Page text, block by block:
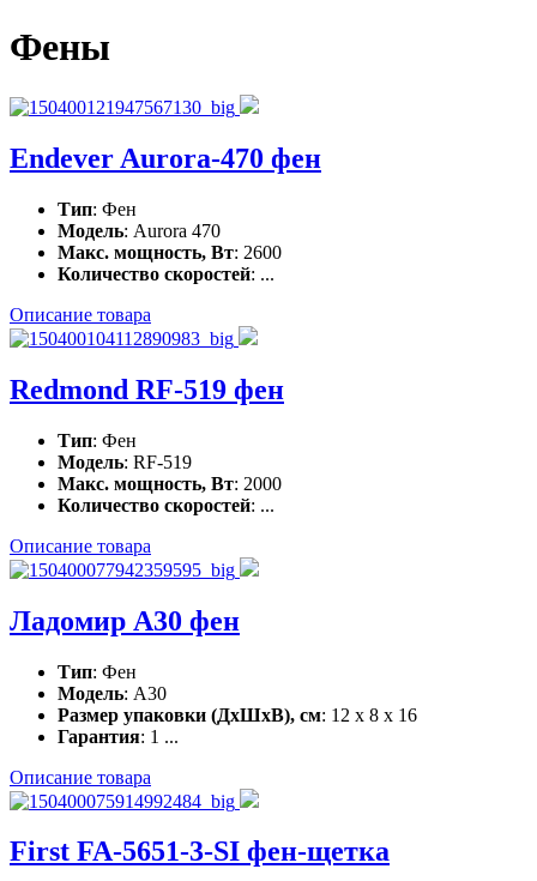
Фены
Endever Aurora-470 фен
Тип: Фен
Модель: Aurora 470
Макс. мощность, Вт: 2600
Количество скоростей: ...
Описание товара
Redmond RF-519 фен
Тип: Фен
Модель: RF-519
Макс. мощность, Вт: 2000
Количество скоростей: ...
Описание товара
Ладомир А30 фен
Тип: Фен
Модель: А30
Размер упаковки (ДхШхВ), см: 12 x 8 x 16
Гарантия: 1 ...
Описание товара
First FA-5651-3-SI фен-щетка